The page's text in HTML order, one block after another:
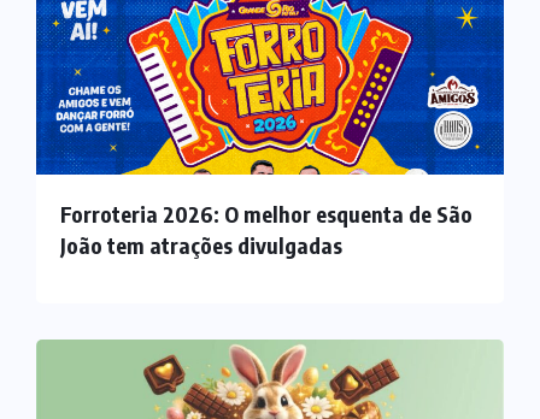
Forroteria 2026: O melhor esquenta de São
João tem atrações divulgadas